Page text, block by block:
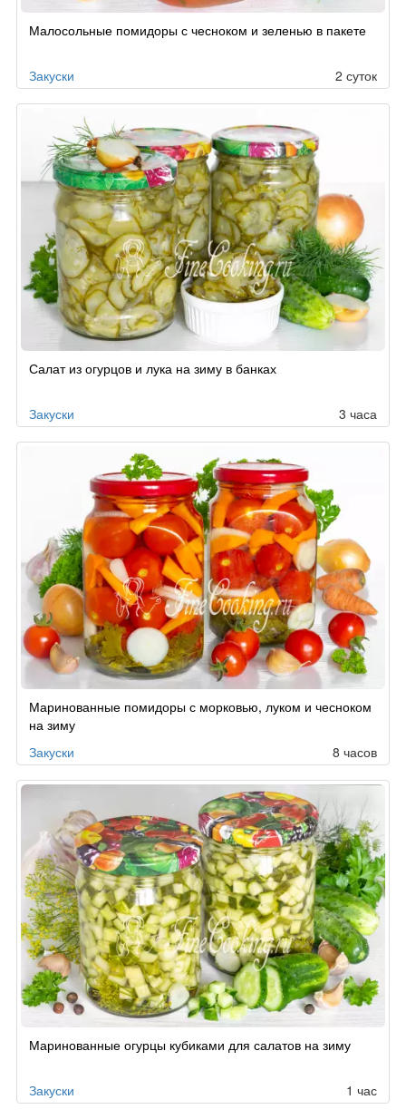
Малосольные помидоры с чесноком и зеленью в пакете
Закуски 2 суток
Салат из огурцов и лука на зиму в банках
Закуски 3 часа
Маринованные помидоры с морковью, луком и чесноком
на зиму
Закуски
8 часов
Маринованные огурцы кубиками для салатов на зиму
Закуски 1 час